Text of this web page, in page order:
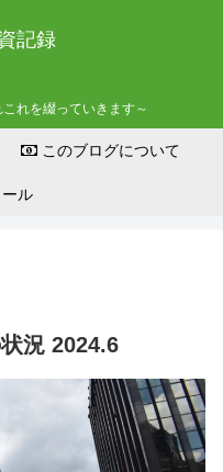
記録
れを綴っていきます～
このブログについて
ル
況 2024.6